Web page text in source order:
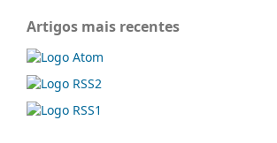
Artigos mais recentes